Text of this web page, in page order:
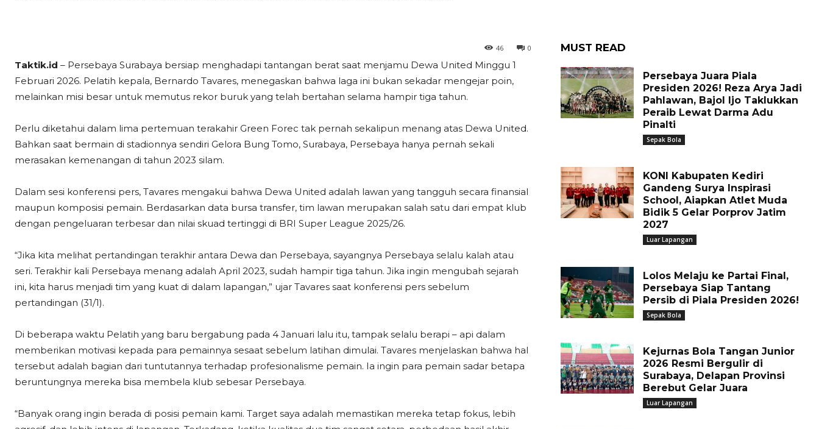
0
46
Taktik.id – Persebaya Surabaya bersiap menghadapi tantangan berat saat menjamu Dewa United Minggu 1
Februari 2026. Pelatih kepala, Bernardo Tavares, menegaskan bahwa laga ini bukan sekadar mengejar poin,
melainkan misi besar untuk memutus rekor buruk yang telah bertahan selama hampir tiga tahun.
Perlu diketahui dalam lima pertemuan terakahir Green Forec tak pernah sekalipun menang atas Dewa United.
Bahkan saat bermain di stadionnya sendiri Gelora Bung Tomo, Surabaya, Persebaya hanya pernah sekali
merasakan kemenangan di tahun 2023 silam.
Dalam sesi konferensi pers, Tavares mengakui bahwa Dewa United adalah lawan yang tangguh secara finansial
maupun komposisi pemain. Berdasarkan data bursa transfer, tim lawan merupakan salah satu dari empat klub
dengan pengeluaran terbesar dan nilai skuad tertinggi di BRI Super League 2025/26.
“Jika kita melihat pertandingan terakhir antara Dewa dan Persebaya, sayangnya Persebaya selalu kalah atau
seri. Terakhir kali Persebaya menang adalah April 2023, sudah hampir tiga tahun. Jika ingin mengubah sejarah
ini, kita harus menjadi tim yang kuat di dalam lapangan,” ujar Tavares saat konferensi pers sebelum
pertandingan (31/1).
Di beberapa waktu Pelatih yang baru bergabung pada 4 Januari lalu itu, tampak selalu berapi – api dalam
memberikan motivasi kepada para pemainnya sesaat sebelum latihan dimulai. Tavares menjelaskan bahwa hal
tersebut adalah bagian dari tuntutannya terhadap profesionalisme pemain. Ia ingin para pemain sadar betapa
beruntungnya mereka bisa membela klub sebesar Persebaya.
“Banyak orang ingin berada di posisi pemain kami. Target saya adalah memastikan mereka tetap fokus, lebih
MUST READ
Persebaya Juara Piala
Presiden 2026! Reza Arya Jadi
Pahlawan, Bajol Ijo Taklukkan
Peraib Lewat Darma Adu
Pinalti
Sepak Bola
KONI Kabupaten Kediri
Gandeng Surya Inspirasi
School, Aiapkan Atlet Muda
Bidik 5 Gelar Porprov Jatim
2027
Luar Lapangan
Lolos Melaju ke Partai Final,
Persebaya Siap Tantang
Persib di Piala Presiden 2026!
Sepak Bola
Kejurnas Bola Tangan Junior
2026 Resmi Bergulir di
Surabaya, Delapan Provinsi
Berebut Gelar Juara
Luar Lapangan